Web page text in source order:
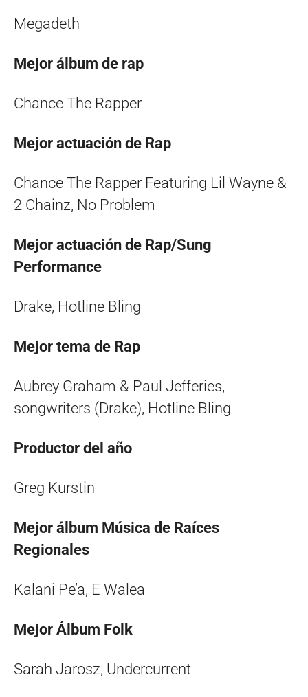
Megadeth
Mejor álbum de rap
Chance The Rapper
Mejor actuación de Rap
Chance The Rapper Featuring Lil Wayne &
2 Chainz, No Problem
Mejor actuación de Rap/Sung
Performance
Drake, Hotline Bling
Mejor tema de Rap
Aubrey Graham & Paul Jefferies,
songwriters (Drake), Hotline Bling
Productor del año
Greg Kurstin
Mejor álbum Música de Raíces
Regionales
Kalani Pe’a, E Walea
Mejor Álbum Folk
Sarah Jarosz, Undercurrent